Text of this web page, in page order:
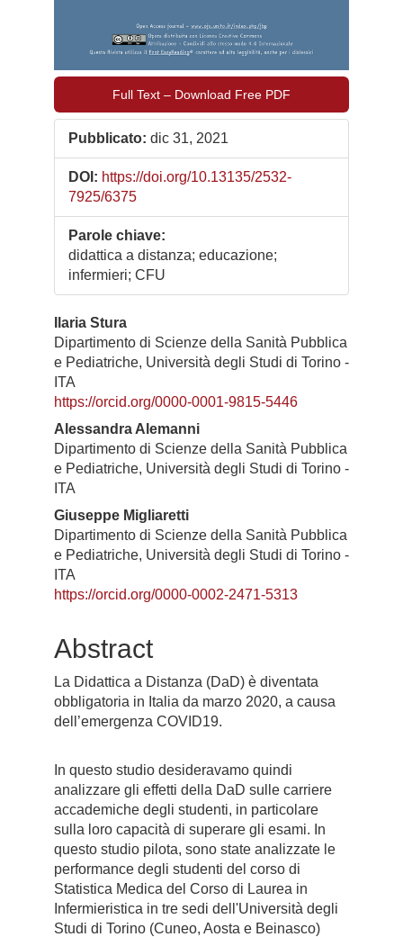
Full Text – Download Free PDF
Pubblicato: dic 31, 2021
DOI: https://doi.org/10.13135/2532-
7925/6375
Parole chiave:
didattica a distanza; educazione;
infermieri; CFU
Contenuto
principale
dell'articolo
Ilaria Stura
Dipartimento di Scienze della Sanità Pubblica
e Pediatriche, Università degli Studi di Torino -
ITA
https://orcid.org/0000-0001-9815-5446
Alessandra Alemanni
Dipartimento di Scienze della Sanità Pubblica
e Pediatriche, Università degli Studi di Torino -
ITA
Giuseppe Migliaretti
Dipartimento di Scienze della Sanità Pubblica
e Pediatriche, Università degli Studi di Torino -
ITA
https://orcid.org/0000-0002-2471-5313
Abstract
La Didattica a Distanza (DaD) è diventata
obbligatoria in Italia da marzo 2020, a causa
dell’emergenza COVID19.
In questo studio desideravamo quindi
analizzare gli effetti della DaD sulle carriere
accademiche degli studenti, in particolare
sulla loro capacità di superare gli esami. In
questo studio pilota, sono state analizzate le
performance degli studenti del corso di
Statistica Medica del Corso di Laurea in
Infermieristica in tre sedi dell'Università degli
Studi di Torino (Cuneo, Aosta e Beinasco)